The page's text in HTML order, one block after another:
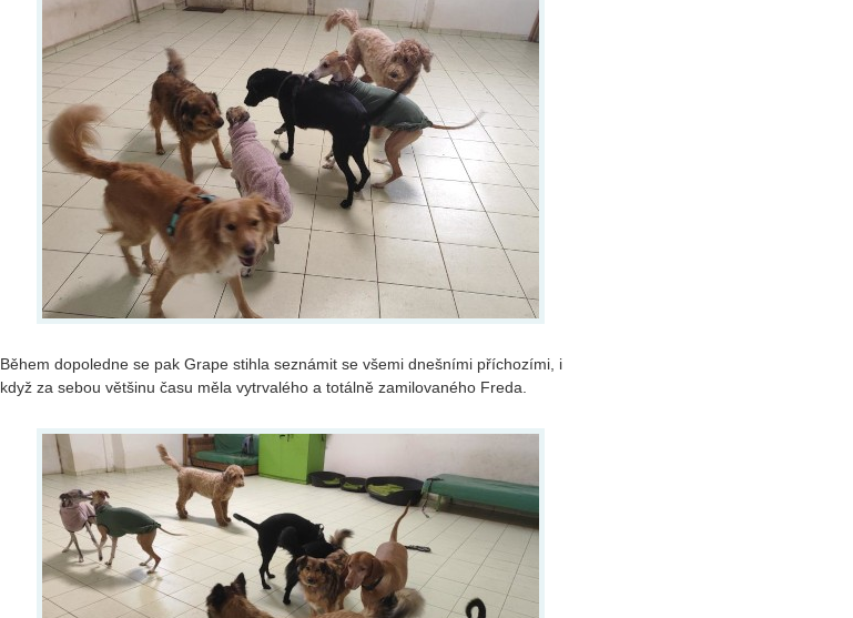
Během dopoledne se pak Grape stihla seznámit se všemi dnešními příchozími, i
když za sebou většinu času měla vytrvalého a totálně zamilovaného Freda.